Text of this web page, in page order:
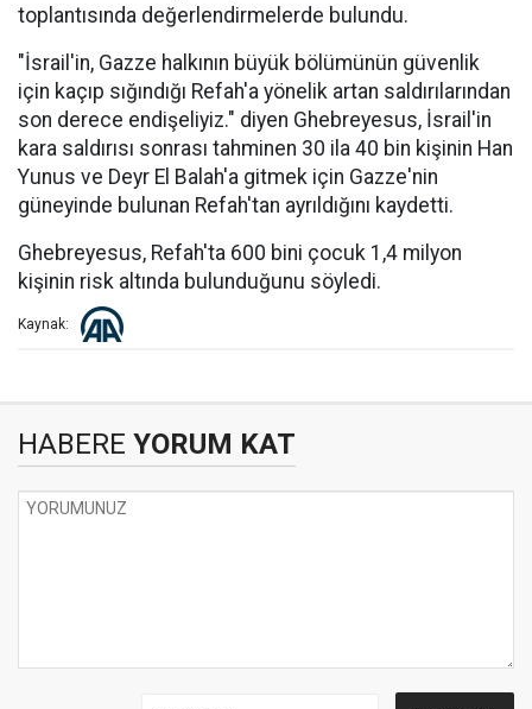
toplantısında değerlendirmelerde bulundu.
"İsrail'in, Gazze halkının büyük bölümünün güvenlik
için kaçıp sığındığı Refah'a yönelik artan saldırılarından
son derece endişeliyiz." diyen Ghebreyesus, İsrail'in
kara saldırısı sonrası tahminen 30 ila 40 bin kişinin Han
Yunus ve Deyr El Balah'a gitmek için Gazze'nin
güneyinde bulunan Refah'tan ayrıldığını kaydetti.
Ghebreyesus, Refah'ta 600 bini çocuk 1,4 milyon
kişinin risk altında bulunduğunu söyledi.
Kaynak:
HABERE YORUM KAT